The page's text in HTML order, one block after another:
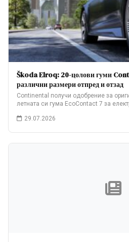
Škoda Elroq: 20-цолови гуми
различни размери отпред и отзад
Continental получи одобрение за
летната си гума EcoContact 7 за
29.07.2026